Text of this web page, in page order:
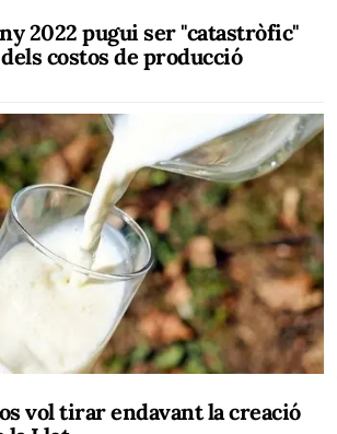
2022 pugui ser "catastròfic"
costos de producció
vol tirar endavant la creació